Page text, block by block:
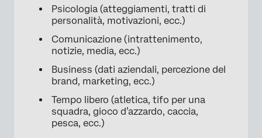
Psicologia (atteggiamenti, tratti di
personalità, motivazioni, ecc.)
Comunicazione (intrattenimento,
notizie, media, ecc.)
Business (dati aziendali, percezione del
brand, marketing, ecc.)
Tempo libero (atletica, tifo per una
squadra, gioco d’azzardo, caccia,
pesca, ecc.)